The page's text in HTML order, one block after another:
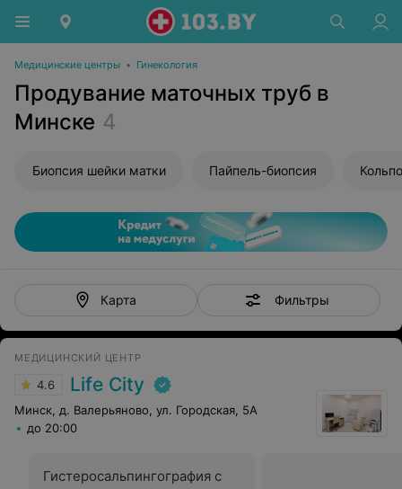
Медицинские центры • Гинекология
Продувание маточных труб в
Минске 4
Биопсия шейки матки Пайпель-биопсия
Карта Фильтры
МЕДИЦИНСКИЙ ЦЕНТР
4.6 Life City
Минск, д. Валерьяново, ул. Городская, 5А
до 20:00
Гистеросальпингография с